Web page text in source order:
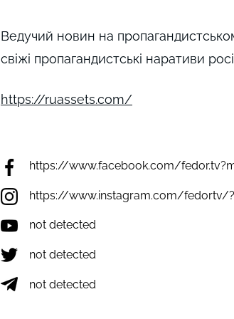
Ведучий новин на
свіжі пропагандистські наративи
https://ruassets.com/
https://www.facebook.com/
https://www.instagram.com/fedortv/
not detected
not detected
not detected